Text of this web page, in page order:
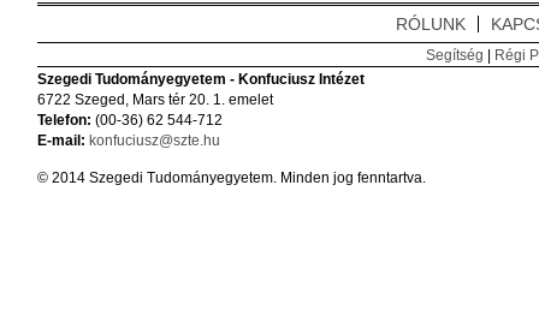
RÓLUNK
Segítség | Régi
Szegedi Tudományegyetem - Konfuciusz Intézet
6722 Szeged, Mars tér 20. 1. emelet
Telefon: (00-36) 62 544-712
E-mail: konfuciusz@szte.hu
© 2014 Szegedi Tudományegyetem. Minden jog fenntartva.